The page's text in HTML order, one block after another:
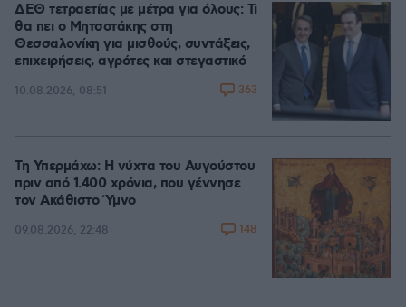
ΔΕΘ τετραετίας με μέτρα για όλους: Τι
θα πει ο Μητσοτάκης στη
Θεσσαλονίκη για μισθούς, συντάξεις,
επιχειρήσεις, αγρότες και στεγαστικό
10.08.2026, 08:51 363
Τη Υπερμάχω: Η νύχτα του Αυγούστου
πριν από 1.400 χρόνια, που γέννησε
τον Ακάθιστο Ύμνο
09.08.2026, 22:48 148